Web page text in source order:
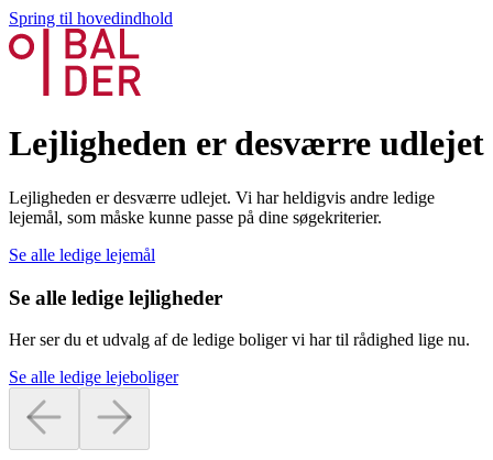
Spring til hovedindhold
Lejligheden er desværre udlejet
Lejligheden er desværre udlejet. Vi har heldigvis andre ledige
lejemål, som måske kunne passe på dine søgekriterier.
Se alle ledige lejemål
Se alle ledige lejligheder
Her ser du et udvalg af de ledige boliger vi har til rådighed lige nu.
Se alle ledige lejeboliger